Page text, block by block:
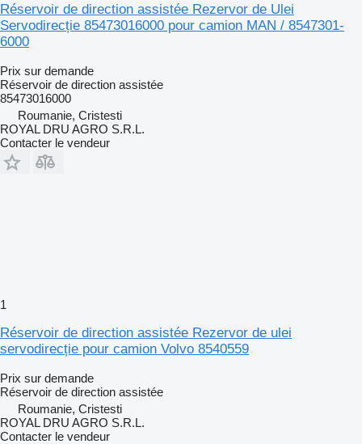
Réservoir de direction assistée Rezervor de Ulei
Servodirecție 85473016000 pour camion MAN / 8547301-
6000
Prix sur demande
Réservoir de direction assistée
85473016000
Roumanie, Cristesti
ROYAL DRU AGRO S.R.L.
Contacter le vendeur
1
Réservoir de direction assistée Rezervor de ulei
servodirecție pour camion Volvo 8540559
Prix sur demande
Réservoir de direction assistée
Roumanie, Cristesti
ROYAL DRU AGRO S.R.L.
Contacter le vendeur